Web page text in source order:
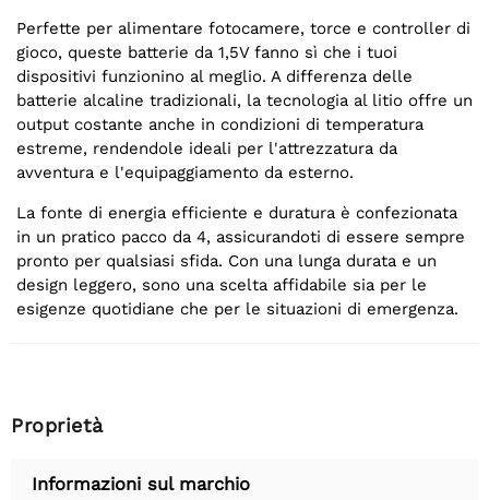
Perfette per alimentare fotocamere, torce e controller di
gioco, queste batterie da 1,5V fanno sì che i tuoi
dispositivi funzionino al meglio. A differenza delle
batterie alcaline tradizionali, la tecnologia al litio offre un
output costante anche in condizioni di temperatura
estreme, rendendole ideali per l'attrezzatura da
avventura e l'equipaggiamento da esterno.
La fonte di energia efficiente e duratura è confezionata
in un pratico pacco da 4, assicurandoti di essere sempre
pronto per qualsiasi sfida. Con una lunga durata e un
design leggero, sono una scelta affidabile sia per le
esigenze quotidiane che per le situazioni di emergenza.
Proprietà
Informazioni sul marchio